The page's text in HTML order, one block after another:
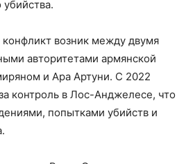
возник между двумя
авторитетами армянской
и Ара Артуни. С 2022
контроль в Лос-Анджелесе, что
попытками убийств и